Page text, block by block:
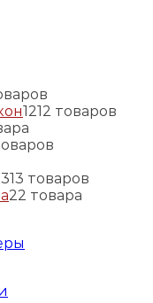
1212 товаров
13 товаров
22 товара